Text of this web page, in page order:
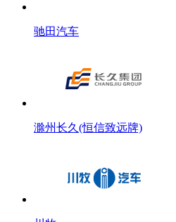
驰田汽车
滁州长久(恒信致远牌)